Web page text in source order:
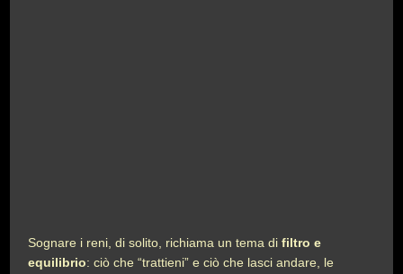
Sognare i reni, di solito, richiama un tema difiltro e
equilibrio: ciò che “trattieni” e ciò che lasci andare, le